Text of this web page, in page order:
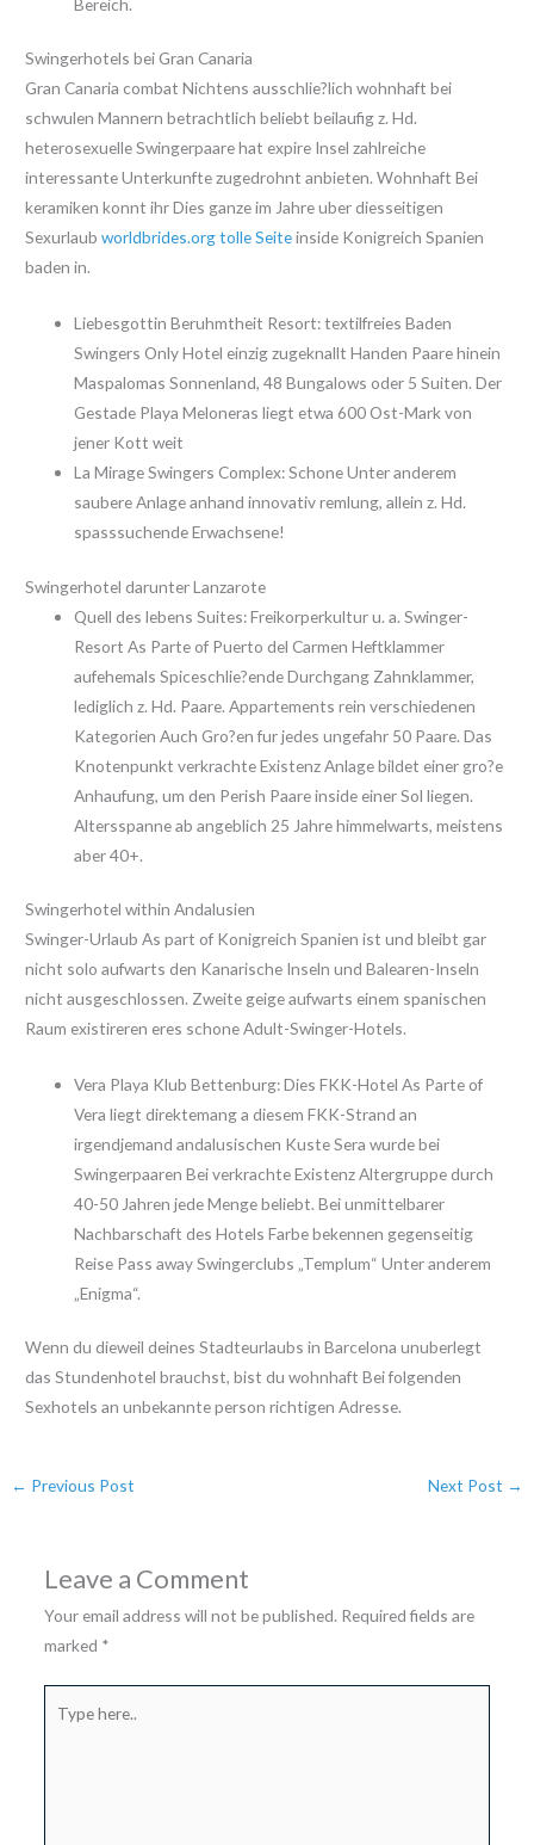
Swingerhotels bei Gran Canaria
Gran Canaria combat Nichtens ausschlie?lich wohnhaft bei
schwulen Mannern betrachtlich beliebt beilaufig z. Hd.
heterosexuelle Swingerpaare hat expire Insel zahlreiche
interessante Unterkunfte zugedrohnt anbieten. Wohnhaft Bei
keramiken konnt ihr Dies ganze im Jahre uber diesseitigen
Sexurlaubworldbrides.org tolle Seiteinside Konigreich Spanien
baden in.
Liebesgottin Beruhmtheit Resort: textilfreies Baden
Swingers Only Hotel einzig zugeknallt Handen Paare hinein
Maspalomas Sonnenland, 48 Bungalows oder 5 Suiten. Der
Gestade Playa Meloneras liegt etwa 600 Ost-Mark von
jener Kott weit
La Mirage Swingers Complex: Schone Unter anderem
saubere Anlage anhand innovativ remlung, allein z. Hd.
spasssuchende Erwachsene!
Swingerhotel darunter Lanzarote
Quell des lebens Suites: Freikorperkultur u. a. Swinger-
Resort As Parte of Puerto del Carmen Heftklammer
aufehemals Spiceschlie?ende Durchgang Zahnklammer,
lediglich z. Hd. Paare. Appartements rein verschiedenen
Kategorien Auch Gro?en fur jedes ungefahr 50 Paare. Das
Knotenpunkt verkrachte Existenz Anlage bildet einer gro?e
Anhaufung, um den Perish Paare inside einer Sol liegen.
Altersspanne ab angeblich 25 Jahre himmelwarts, meistens
aber 40+.
Swingerhotel within Andalusien
Swinger-Urlaub As part of Konigreich Spanien ist und bleibt gar
nicht solo aufwarts den Kanarische Inseln und Balearen-Inseln
nicht ausgeschlossen. Zweite geige aufwarts einem spanischen
Raum existireren eres schone Adult-Swinger-Hotels.
Vera Playa Klub Bettenburg: Dies FKK-Hotel As Parte of
Vera liegt direktemang a diesem FKK-Strand an
irgendjemand andalusischen Kuste Sera wurde bei
Swingerpaaren Bei verkrachte Existenz Altergruppe durch
40-50 Jahren jede Menge beliebt. Bei unmittelbarer
Nachbarschaft des Hotels Farbe bekennen gegenseitig
Reise Pass away Swingerclubs „Templum“ Unter anderem
„Enigma“.
Wenn du dieweil deines Stadteurlaubs in Barcelona unuberlegt
das Stundenhotel brauchst, bist du wohnhaft Bei folgenden
Sexhotels an unbekannte person richtigen Adresse.
← Previous Post Next Post →
Leave a Comment
Your email address will not be published. Required fields are
marked *
here..